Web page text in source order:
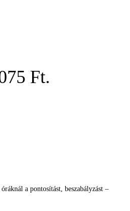
Ft.
a pontosítást, beszabályzást –